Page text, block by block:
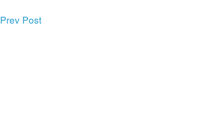
Prev Post